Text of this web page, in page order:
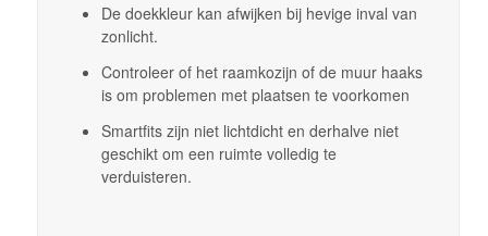
De doekkleur kan afwijken bij hevige inval van
zonlicht.
Controleer of het raamkozijn of de muur haaks
is om problemen met plaatsen te voorkomen
Smartfits zijn niet lichtdicht en derhalve niet
geschikt om een ruimte volledig te
verduisteren.